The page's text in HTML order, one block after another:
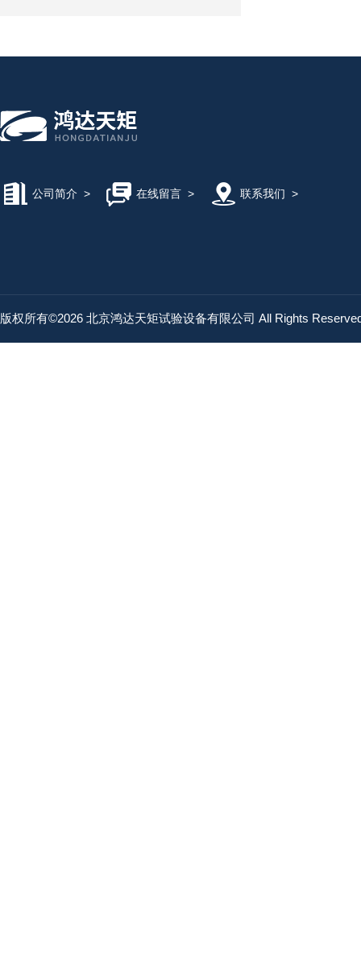
公司简介 > 在线留言> 联系我们 >
版权所有©2026 北京鸿达天矩试验设备有限公司 All Rights